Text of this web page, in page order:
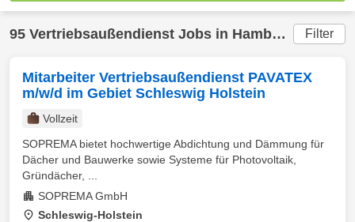
95 Vertriebsaußendienst Jobs in Hamburg (20
Filter
Mitarbeiter Vertriebsaußendienst PAVATEX
m/w/d im Gebiet Schleswig Holstein
Vollzeit
SOPREMA bietet hochwertige Abdichtung und Dämmung für
Dächer und Bauwerke sowie Systeme für Photovoltaik,
Gründächer, ...
SOPREMA GmbH
Schleswig-Holstein